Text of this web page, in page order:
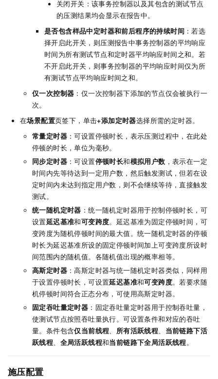
关闭开关：该事务控制器以及其包含的测试节点
的压测结果均会显示在报告中。
是否包含样品中定时器和前后程序的持续时间 ：若选
择开启此开关，则压测报告中事务控制器的平均响应
时间为所有测试节点和定时器平均响应时间之和。若
不开启此开关，则事务控制器的平均响应时间仅为所
有测试节点平均响应时间之和。
仅一次控制器 ：仅一次控制器下添加的节点仅会被执行一
次。
在场景配置页签下，单击+添加定时器选择所需的定时器。
常量定时器 ：可设置停顿时长，表示压测过程中，在此处
停顿的时长，单位为毫秒。
同步定时器 ：可设置停顿时长和模拟用户数 ，表示在一定
时间内先等待达到一定用户数，然后触发测试，但若在设
定时间内未达到指定用户数，则不会继续等待，直接触发
测试。
统一随机定时器 ：统一随机定时器用于控制停顿时长，可
设置延迟基准和可变跨度。延迟基准为固定停顿时间，可
变跨度为随机停顿时间的最大值。统一随机定时器的停顿
时长为延迟基准所设的固定停顿时间加上可变跨度所设时
间范围内的随机值。各随机值出现的概率相等。
高斯定时器 ：高斯定时器与统一随机定时器类似，同样用
于设置停顿时长，可设置延迟基准和可变跨度。若要求随
机停顿时间符合正态分布，可使用高斯定时器。
固定吞吐量定时器 ：固定吞吐量定时器用于控制吞吐量，
使测试节点按照吞吐量执行。可设置条件和对应的吞吐
量。条件包含仅当前线程、 所有活跃线程、 当前链路下活
跃线程、 全局活跃线程和当前链路下全局活跃线程。
施压配置